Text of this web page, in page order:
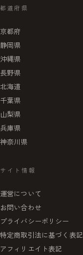
都道府県
京都府
静岡県
沖縄県
長野県
北海道
千葉県
山梨県
兵庫県
神奈川県
サイト情報
運営について
お問い合わせ
プライバシーポリシー
特定商取引法に基づく表記
アフィリエイト表記